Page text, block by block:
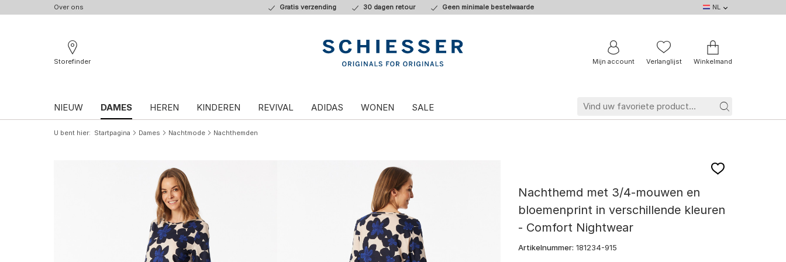
Over ons Gratis verzending 30 dagen retour Geen minimale bestelwaarde
NL
DE
NL
BE
FR
Storefinder
Mijn account Verlanglijst Winkelmand
NIEUW DAMES HEREN KINDEREN REVIVAL ADIDAS WONEN SALE
U bent hier Startpagina Dames Nachtmode Nachthemden
Nachthemd met 3/4-mouwen en
bloemenprint in verschillende kleuren
- Comfort Nightwear
Artikelnummer: 181234-915